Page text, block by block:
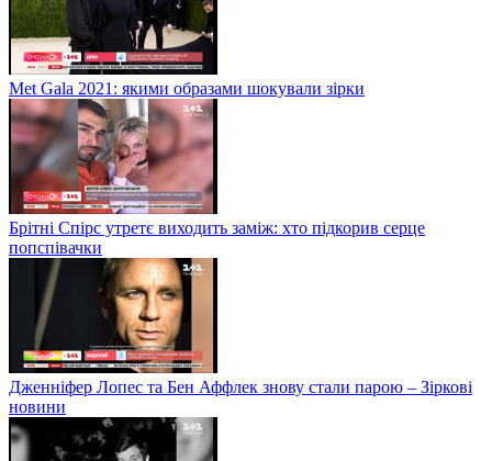
Met Gala 2021: якими образами шокували зірки
Брітні Спірс утретє виходить заміж: хто підкорив серце
попспівачки
Дженніфер Лопес та Бен Аффлек знову стали парою – Зіркові
новини